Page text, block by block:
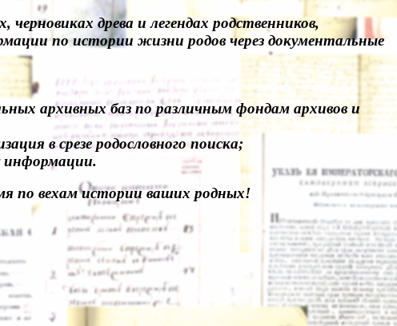
древа и легендах родственников,
по истории жизни родов через документальные
архивных баз по различным фондам архивов и
в срезе родословного поиска;
информации.
по вехам истории ваших родных!